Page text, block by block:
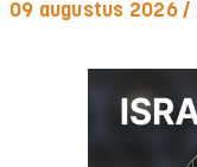
09 augustus 2026 /